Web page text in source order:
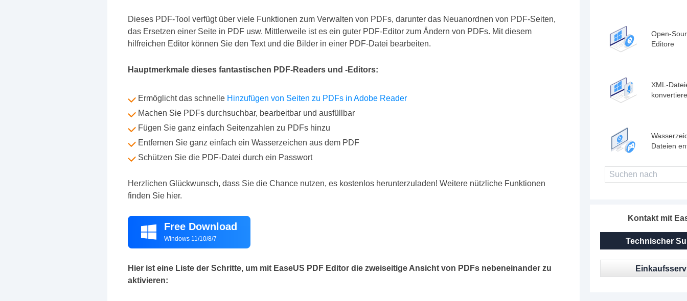
Dieses PDF-Tool verfügt über viele Funktionen zum Verwalten von PDFs, darunter das Neuanordnen von PDF-Seiten,
das Ersetzen einer Seite in PDF usw. Mittlerweile ist es ein guter PDF-Editor zum Ändern von PDFs. Mit diesem
hilfreichen Editor können Sie den Text und die Bilder in einer PDF-Datei bearbeiten.
Hauptmerkmale dieses fantastischen PDF-Readers und -Editors:
Ermöglicht das schnelle Hinzufügen von Seiten zu PDFs in Adobe Reader
Machen Sie PDFs durchsuchbar, bearbeitbar und ausfüllbar
Fügen Sie ganz einfach Seitenzahlen zu PDFs hinzu
Entfernen Sie ganz einfach ein Wasserzeichen aus dem PDF
Schützen Sie die PDF-Datei durch ein Passwort
Herzlichen Glückwunsch, dass Sie die Chance nutzen, es kostenlos herunterzuladen! Weitere nützliche Funktionen
finden Sie hier.
 Free Download
Windows 11/10/8/7
Hier ist eine Liste der Schritte, um mit EaseUS PDF Editor die zweiseitige Ansicht von PDFs nebeneinander zu
aktivieren:
Open-
Editore
XML-
Dateien
Kontakt mit
Technischer